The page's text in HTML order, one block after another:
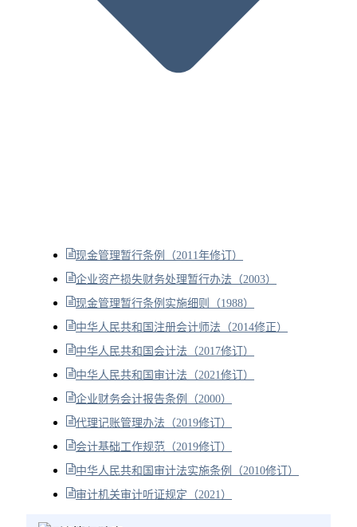
现金管理暂行条例（2011年修订）
企业资产损失财务处理暂行办法（2003）
现金管理暂行条例实施细则（1988）
中华人民共和国注册会计师法（2014修正）
中华人民共和国会计法（2017修订）
中华人民共和国审计法（2021修订）
企业财务会计报告条例（2000）
代理记账管理办法（2019修订）
会计基础工作规范（2019修订）
中华人民共和国审计法实施条例（2010修订）
审计机关审计听证规定（2021）